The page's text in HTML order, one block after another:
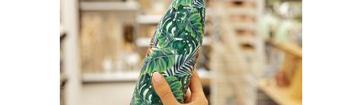
READ MORE